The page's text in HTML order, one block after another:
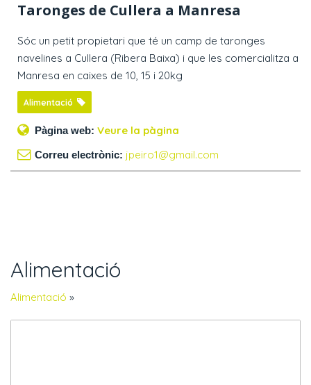
Taronges de Cullera a Manresa
Sóc un petit propietari que té un camp de taronges
navelines a Cullera (Ribera Baixa) i que les comercialitza a
Manresa en caixes de 10, 15 i 20kg
Alimentació
Pàgina web: Veure la pàgina
Correu electrònic: jpeiro1@gmail.com
Alimentació
Alimentació »